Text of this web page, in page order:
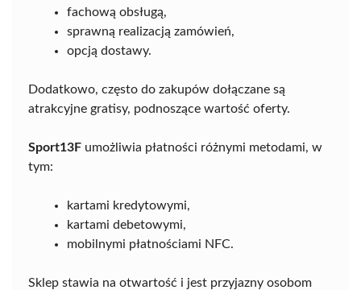
fachową obsługą,
sprawną realizacją zamówień,
opcją dostawy.
Dodatkowo, często do zakupów dołączane są
atrakcyjne gratisy, podnoszące wartość oferty.
Sport13F umożliwia płatności różnymi metodami, w
tym:
kartami kredytowymi,
kartami debetowymi,
mobilnymi płatnościami NFC.
Sklep stawia na otwartość i jest przyjazny osobom